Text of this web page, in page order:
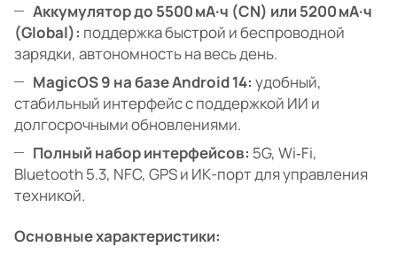
Аккумулятор до 5500 мА·ч (CN) или 5200 мА·ч
(Global): поддержка быстрой и беспроводной
зарядки, автономность на весь день.
MagicOS 9 на базе Android 14: удобный,
стабильный интерфейс с поддержкой ИИ и
долгосрочными обновлениями.
Полный набор интерфейсов: 5G, Wi‑Fi,
Bluetooth 5.3, NFC, GPS и ИК-порт для управления
техникой.
Основные характеристики: